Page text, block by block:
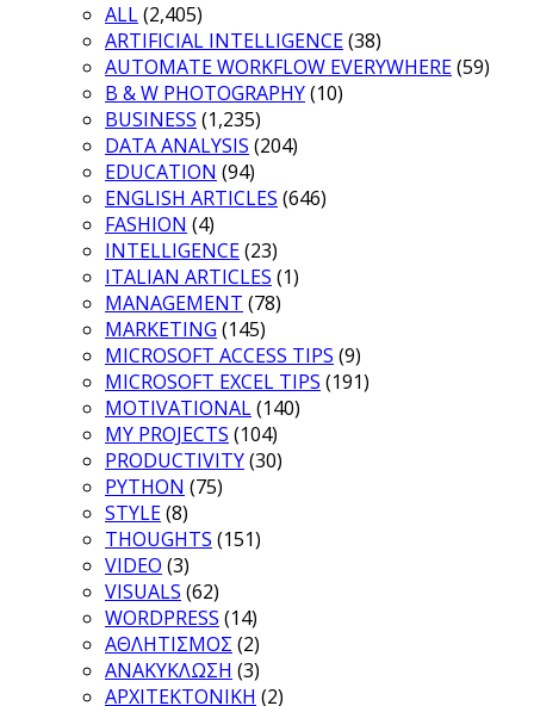
ALL(2,405)
ARTIFICIAL INTELLIGENCE(38)
AUTOMATE WORKFLOW EVERYWHERE(59)
B & W PHOTOGRAPHY(10)
BUSINESS (1,235)
DATA ANALYSIS (204)
EDUCATION (94)
ENGLISH ARTICLES (646)
FASHION (4)
INTELLIGENCE(23)
ITALIAN ARTICLES (1)
MANAGEMENT (78)
MARKETING (145)
MICROSOFT ACCESS TIPS (9)
MICROSOFT EXCEL TIPS (191)
MOTIVATIONAL(140)
MY PROJECTS (104)
PRODUCTIVITY(30)
PYTHON (75)
STYLE(8)
THOUGHTS (151)
VIDEO (3)
VISUALS (62)
WORDPRESS (14)
ΑΘΛΗΤΙΣΜΟΣ (2)
ΑΝΑΚΥΚΛΩΣΗ (3)
ΑΡΧΙΤΕΚΤΟΝΙΚΗ (2)